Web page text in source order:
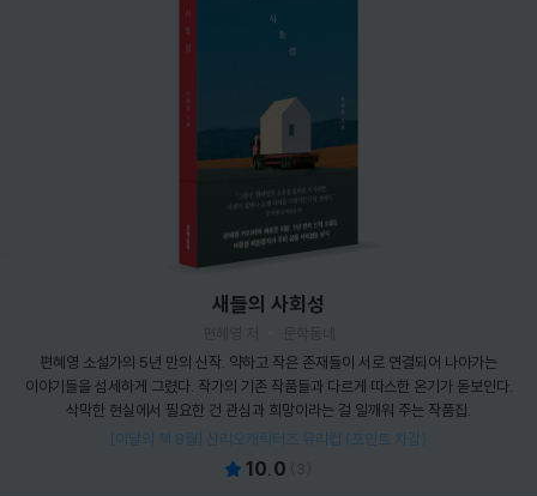
새들의 사회성
편혜영 소설가의 5년 만의 신작. 약하고 작은 존재들이 서로 연결되어 나아가는
이야기들을 섬세하게 그렸다. 작가의 기존 작품들과 다르게 따스한 온기가 돋보인다.
삭막한 현실에서 필요한 건 관심과 희망이라는 걸 일깨워 주는 작품집.
[이달의 책 8월] 산리오캐릭터즈 유리컵 (포인트 차감)
10.0